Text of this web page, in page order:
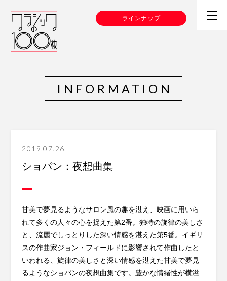
ラインナップ
INFORMATION
2019.07.26.
ショパン：夜想曲集
甘美で夢見るようなサロン風の趣を湛え、映画に用いら
れて多くの人々の心を捉えた第2番。独特の旋律の美しさ
と、流麗でしっとりした深い情感を湛えた第5番。イギリ
スの作曲家ジョン・フィールドに影響されて作曲したと
いわれる、旋律の美しさと深い情感を湛えた甘美で夢見
るようなショパンの夜想曲集です。豊かな情緒性が横溢